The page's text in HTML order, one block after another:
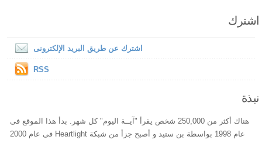
اشترك
اشترك عن طريق البريد الإلكترونى
RSS
نبذة
هناك أكثر من 250,000 شخص يقرأ "آيــة اليوم" كل شهر. بدأ هذا الموقع فى
عام 1998 بواسطة بن ستيد و أصبح جزأ من شبكة Heartlight فى عام 2000